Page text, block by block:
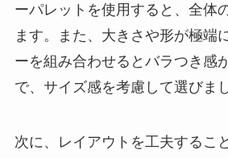
ーパレットを使用すると、全体
ます。また、大きさや形が極端
ーを組み合わせるとバラつき感
で、サイズ感を考慮して選びま
次に、レイアウトを工夫するこ